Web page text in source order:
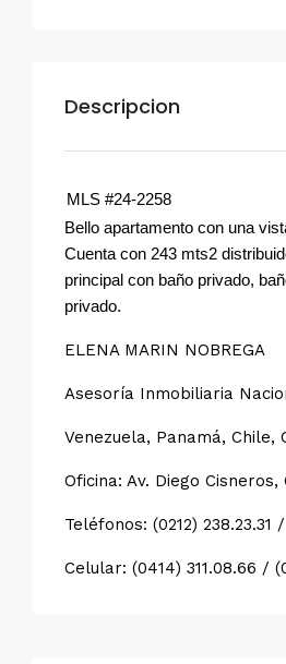
Descripcion
MLS #24-2258
Bello apartamento con una
Cuenta con 243 mts2
principal con baño privado,
privado.
ELENA MARIN NOBREGA
Asesoría Inmobiliaria
Venezuela, Panamá, Chile,
Oficina: Av. Diego
Teléfonos: (0212) 238.23.31
Celular: (0414) 311.08.66 /